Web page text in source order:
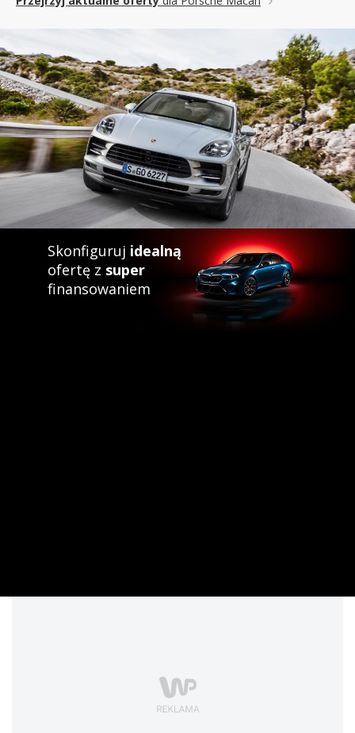
Sami więc decydujemy, jak ma wyglądać Porsche Macan, które
kupimy i jakie ma mieć osiągi i udogodnienia. Z tym autem
spędzimy przecież najbliższe lata (a przynajmniej – miesiące),
warto więc przyłożyć się do konfiguracji, by nasze Porsche
Macan z salonu spełniło nasze oczekiwania.
Co do finalnej ceny, to należy pamiętać, że oferując model
Porsche Macan dealer może też mieć własne upusty i
promocje, zatem zawsze przed zakupem możesz jeszcze
negocjować cenę.
Warto dodać, że w naszej bazie – Katalog Nowych Aut – mamy
również oferty, dotyczące pozostałych modeli marki Porsche:
911, Boxster, Cayenne, Cayman, a także oferty innych
producentów.
Skonfiguruj idealną
ofertę z super
finansowaniem